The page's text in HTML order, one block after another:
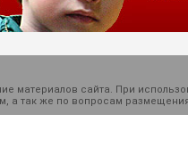
сайта. При
а так же по вопросам